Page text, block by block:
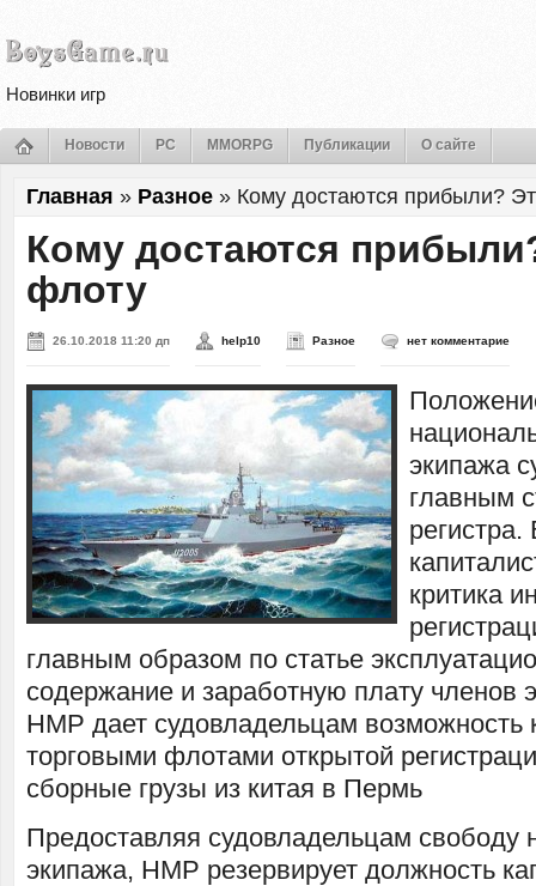
Новинки игр
Новости PC MMORPG Публикации О сайте
Главная » Разное » Кому достаются прибыли?
Кому достаются
флоту
26.10.2018 11:20 дп help10 Разное нет комментарие
экипажа
главным
критика
главным образом по статье
содержание и заработную плату членов
НМР дает судовладельцам возможность
торговыми флотами открытой
сборные грузы из китая в Пермь
Предоставляя судовладельцам свободу
экипажа, НМР резервирует должность